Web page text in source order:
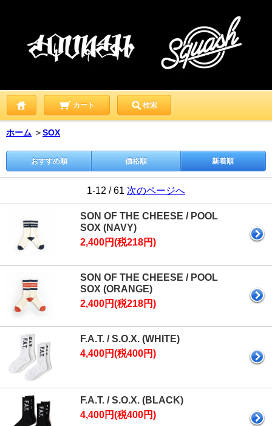
カート 検索
ホーム ＞SOX
おすすめ順 価格順 新着順
1-12 / 61 次のページへ
SON OF THE CHEESE / POOL
SOX (NAVY)
2,400円(税218円)
SON OF THE CHEESE / POOL
SOX (ORANGE)
2,400円(税218円)
F.A.T. / S.O.X. (WHITE)
4,400円(税400円)
F.A.T. / S.O.X. (BLACK)
4,400円(税400円)